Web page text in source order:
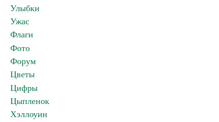
Улыбки
Ужас
Флаги
Фото
Форум
Цветы
Цифры
Цыпленок
Хэллоуин